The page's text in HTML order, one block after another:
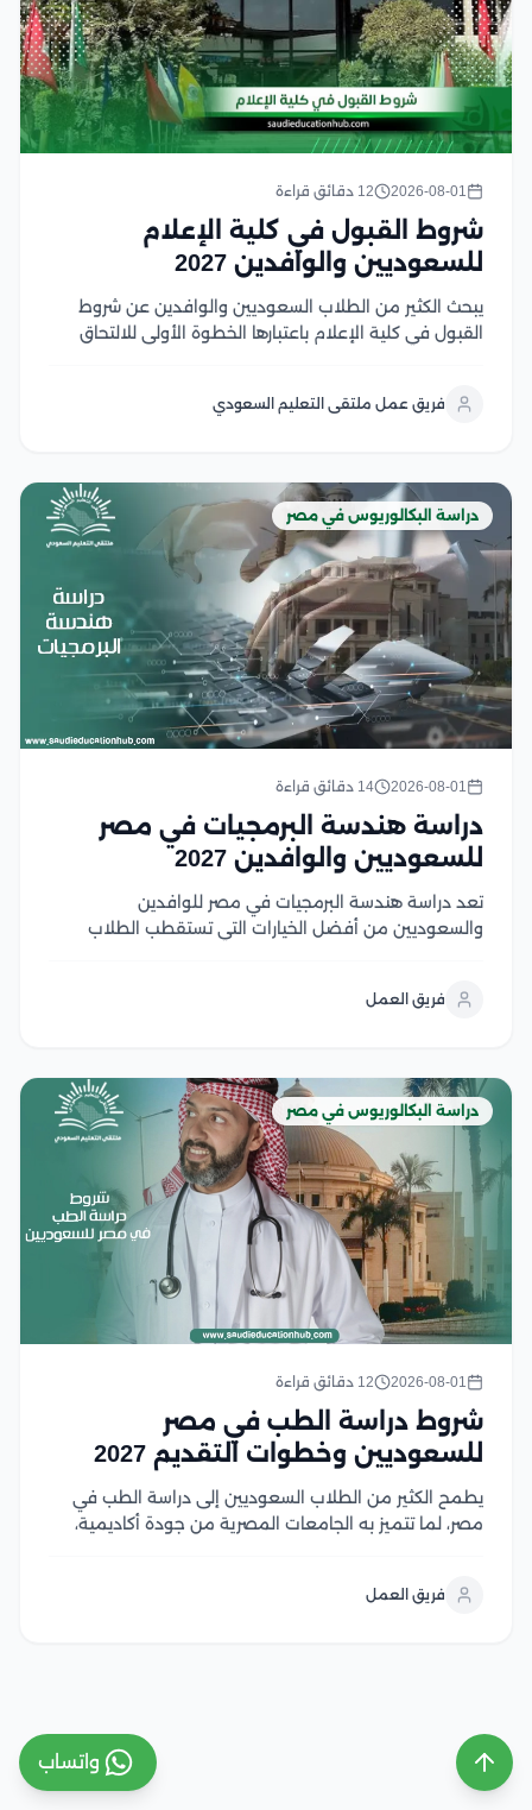
2026-08-01 12 دقائق قراءة
شروط القبول في كلية الإعلام
للسعوديين والوافدين 2027
يبحث الكثير من الطلاب السعوديين والوافدين عن شروط
القبول في كلية الإعلام باعتبارها الخطوة الأولى للالتحاق
الأكاديمية، والتدريب العملي، والشهادات المعترف بها، مع...
فريق عمل ملتقى التعليم السعودي
دراسة البكالوريوس في مصر
2026-08-01 14 دقائق قراءة
دراسة هندسة البرمجيات في مصر
للسعوديين والوافدين 2027
تعد دراسة هندسة البرمجيات في مصر للوافدين
والسعوديين من أفضل الخيارات التي تستقطب الطلاب
الوظيفية محليًا ودوليًا، وتوفر الجامعات المصرية برامج
فريق العمل
دراسة البكالوريوس في مصر
2026-08-01 12 دقائق قراءة
شروط دراسة الطب في مصر
للسعوديين وخطوات التقديم 2027
يطمح الكثير من الطلاب السعوديين إلى دراسة الطب في
مصر، لما تتميز به الجامعات المصرية من جودة أكاديمية،
يتطلب استيفاء مجموعة من الشروط، في...
فريق العمل
واتساب